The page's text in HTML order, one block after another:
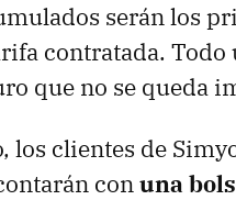
serán los
contratada. Todo
que no se queda
los clientes de
conuna